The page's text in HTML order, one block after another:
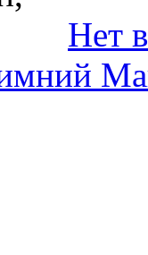
Нет